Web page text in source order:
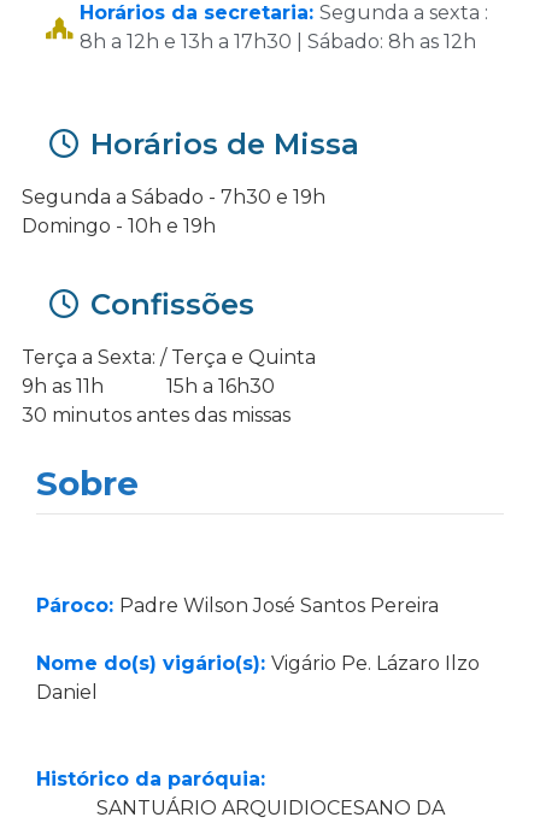
Horários da secretaria: Segunda a sexta :
8h a 12h e 13h a 17h30 | Sábado: 8h as 12h
Horários de Missa
Segunda a Sábado - 7h30 e 19h
Domingo - 10h e 19h
Confissões
Terça a Sexta: / Terça e Quinta
9h as 11h 15h a 16h30
30 minutos antes das missas
Sobre
Pároco: Padre Wilson José Santos Pereira
Nome do(s) vigário(s): Vigário Pe. Lázaro Ilzo
Daniel
Histórico da paróquia:
SANTUÁRIO ARQUIDIOCESANO DA